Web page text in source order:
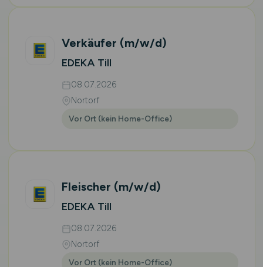
Verkäufer (m/w/d)
EDEKA Till
08.07.2026
Nortorf
Vor Ort (kein Home-Office)
Fleischer (m/w/d)
EDEKA Till
08.07.2026
Nortorf
Vor Ort (kein Home-Office)